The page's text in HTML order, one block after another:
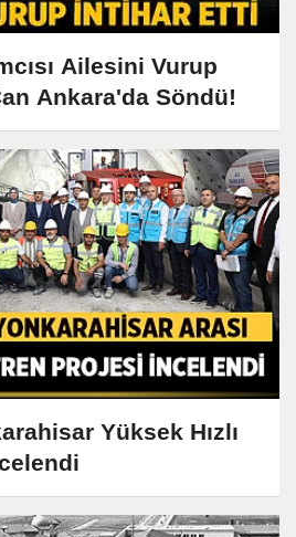
Ailesini Vurup
Ankara'da Söndü!
Yüksek Hızlı